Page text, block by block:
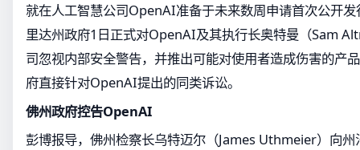
就在人工智慧公司OpenAI准备于未来数周申请首次公开
里达州政府1日正式对OpenAI及其执行长奥特曼（Sam
司忽视内部安全警告，并推出可能对使用者造成伤害的产
府直接针对OpenAI提出的同类诉讼。
佛州政府控告OpenAI
彭博报导，佛州检察长乌特迈尔（James Uthmeier）向州